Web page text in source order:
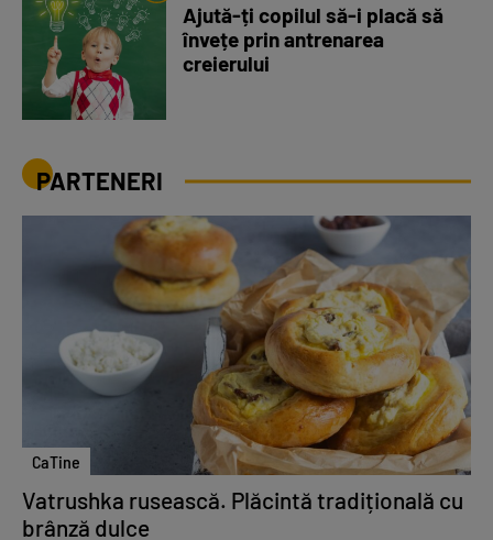
Ajută-ți copilul să-i placă să
învețe prin antrenarea
creierului
PARTENERI
CaTine
Vatrushka rusească. Plăcintă tradițională cu
brânză dulce